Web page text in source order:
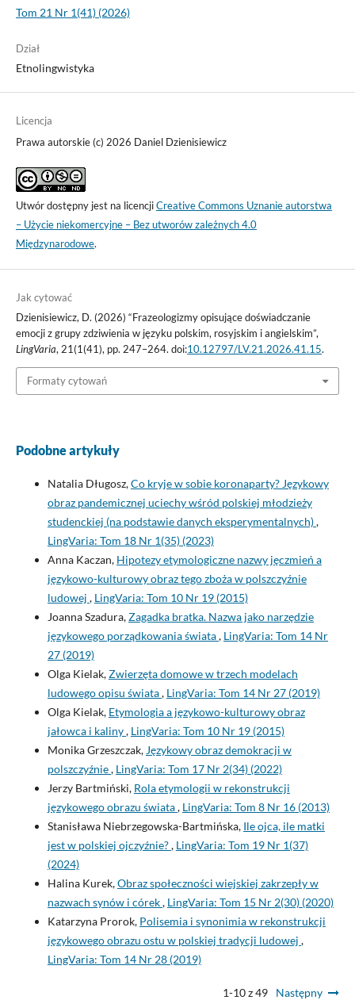
Tom 21 Nr 1(41) (2026)
Dział
Etnolingwistyka
Licencja
Prawa autorskie (c) 2026 Daniel Dzienisiewicz
Utwór dostępny jest na licencjiCreative Commons Uznanie autorstwa
– Użycie niekomercyjne – Bez utworów zależnych 4.0
Międzynarodowe.
Jak cytować
Dzienisiewicz, D. (2026) “Frazeologizmy opisujące doświadczanie
emocji z grupy zdziwienia w języku polskim, rosyjskim i angielskim”,
LingVaria, 21(1(41), pp. 247–264. doi:10.12797/LV.21.2026.41.15.
Formaty cytowań
Podobne artykuły
Natalia Długosz,Co kryje w sobie koronaparty? Językowy
obraz pandemicznej uciechy wśród polskiej młodzieży
studenckiej (na podstawie danych eksperymentalnych),
LingVaria: Tom 18 Nr 1(35) (2023)
Anna Kaczan, Hipotezy etymologiczne nazwy jęczmień a
językowo-kulturowy obraz tego zboża w polszczyźnie
ludowej , LingVaria: Tom 10 Nr 19 (2015)
Joanna Szadura,Zagadka bratka. Nazwa jako narzędzie
językowego porządkowania świata, LingVaria: Tom 14 Nr
27 (2019)
Olga Kielak,Zwierzęta domowe w trzech modelach
ludowego opisu świata, LingVaria: Tom 14 Nr 27 (2019)
Olga Kielak, Etymologia a językowo-kulturowy obraz
jałowca i kaliny, LingVaria: Tom 10 Nr 19 (2015)
Monika Grzeszczak, Językowy obraz demokracji w
polszczyźnie, LingVaria: Tom 17 Nr 2(34) (2022)
Jerzy Bartmiński, Rola etymologii w rekonstrukcji
językowego obrazu świata, LingVaria: Tom 8 Nr 16 (2013)
Stanisława Niebrzegowska-Bartmińska, Ile ojca, ile matki
jest w polskiej ojczyźnie?, LingVaria: Tom 19 Nr 1(37)
(2024)
Halina Kurek,Obraz społeczności wiejskiej zakrzepły w
nazwach synów i córek, LingVaria: Tom 15 Nr 2(30) (2020)
Katarzyna Prorok, Polisemia i synonimia w rekonstrukcji
językowego obrazu ostu w polskiej tradycji ludowej ,
LingVaria: Tom 14 Nr 28 (2019)
1-10 z 49 Następny